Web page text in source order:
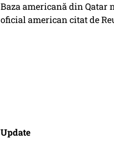
Baza americană din Qatar
oficial american citat de
Update